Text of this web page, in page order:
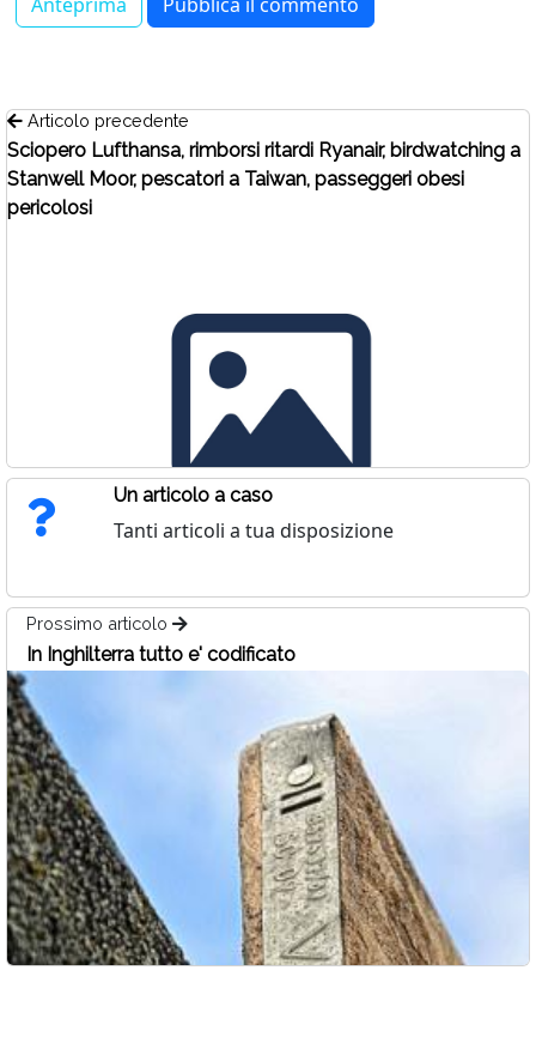
Articolo precedente
Sciopero Lufthansa, rimborsi ritardi Ryanair, birdwatching a
Stanwell Moor, pescatori a Taiwan, passeggeri obesi
pericolosi
Un articolo a caso
Tanti articoli a tua disposizione
Prossimo articolo
In Inghilterra tutto e' codificato